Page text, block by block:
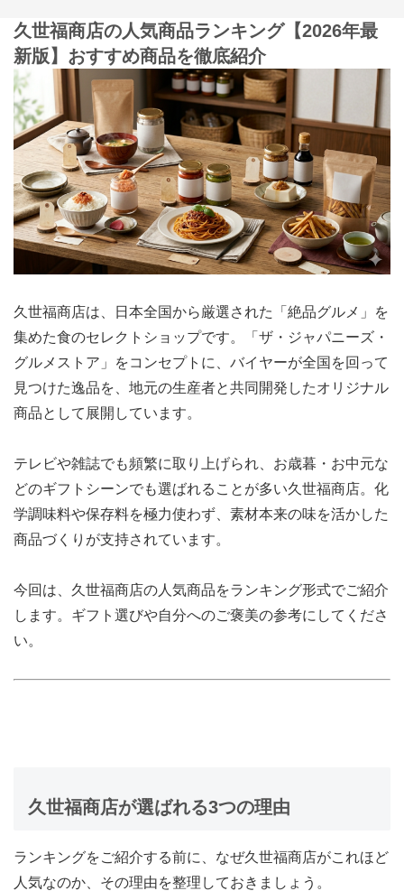
久世福商店の人気商品ランキング【2026年最
新版】おすすめ商品を徹底紹介
久世福商店は、日本全国から厳選された「絶品グルメ」を
集めた食のセレクトショップです。「ザ・ジャパニーズ・
グルメストア」をコンセプトに、バイヤーが全国を回って
見つけた逸品を、地元の生産者と共同開発したオリジナル
商品として展開しています。
テレビや雑誌でも頻繁に取り上げられ、お歳暮・お中元な
どのギフトシーンでも選ばれることが多い久世福商店。化
学調味料や保存料を極力使わず、素材本来の味を活かした
商品づくりが支持されています。
今回は、久世福商店の人気商品をランキング形式でご紹介
します。ギフト選びや自分へのご褒美の参考にしてくださ
い。
久世福商店が選ばれる3つの理由
ランキングをご紹介する前に、なぜ久世福商店がこれほど
人気なのか、その理由を整理しておきましょう。